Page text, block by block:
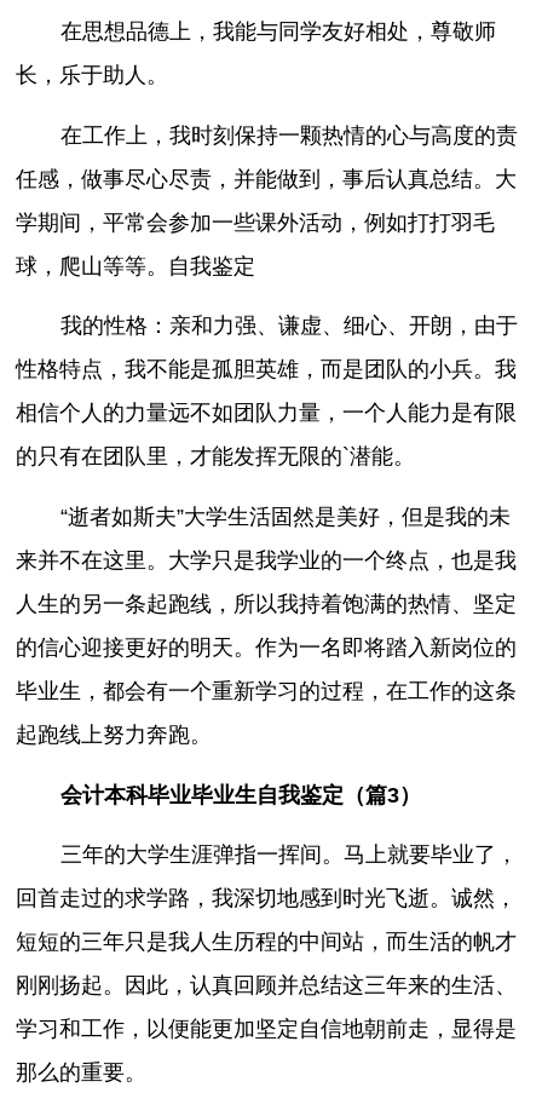
在思想品德上，我能与同学友好相处，尊敬师
长，乐于助人。
在工作上，我时刻保持一颗热情的心与高度的责
任感，做事尽心尽责，并能做到，事后认真总结。大
学期间，平常会参加一些课外活动，例如打打羽毛
球，爬山等等。自我鉴定
我的性格：亲和力强、谦虚、细心、开朗，由于
性格特点，我不能是孤胆英雄，而是团队的小兵。我
相信个人的力量远不如团队力量，一个人能力是有限
的只有在团队里，才能发挥无限的`潜能。
“逝者如斯夫”大学生活固然是美好，但是我的未
来并不在这里。大学只是我学业的一个终点，也是我
人生的另一条起跑线，所以我持着饱满的热情、坚定
的信心迎接更好的明天。作为一名即将踏入新岗位的
毕业生，都会有一个重新学习的过程，在工作的这条
起跑线上努力奔跑。
会计本科毕业毕业生自我鉴定（篇3）
三年的大学生涯弹指一挥间。马上就要毕业了，
回首走过的求学路，我深切地感到时光飞逝。诚然，
短短的三年只是我人生历程的中间站，而生活的帆才
刚刚扬起。因此，认真回顾并总结这三年来的生活、
学习和工作，以便能更加坚定自信地朝前走，显得是
那么的重要。